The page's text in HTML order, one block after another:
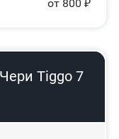
от 800 ₽
Tiggo 7